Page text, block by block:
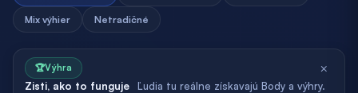
Mix výhier Netradičné
🏆Výhra
Zisti, ako to funguje
Ľudia tu reálne získavajú Body a výhry.
×